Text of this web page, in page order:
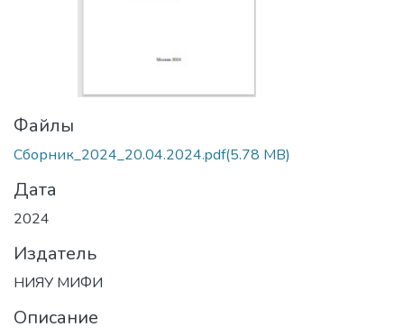
Файлы
Сборник_2024_20.04.2024.pdf(5.78 MB)
Дата
2024
Издатель
НИЯУ МИФИ
Описание